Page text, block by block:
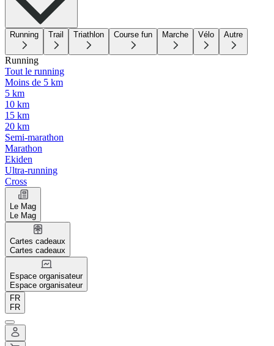
Running Trail Triathlon Course fun Marche Vélo Autre
Running
Tout le running
Moins de 5 km
5 km
10 km
15 km
20 km
Semi-marathon
Marathon
Ekiden
Ultra-running
Cross
Le Mag
Le Mag
Cartes cadeaux
Cartes cadeaux
Espace organisateur
Espace organisateur
FR
FR